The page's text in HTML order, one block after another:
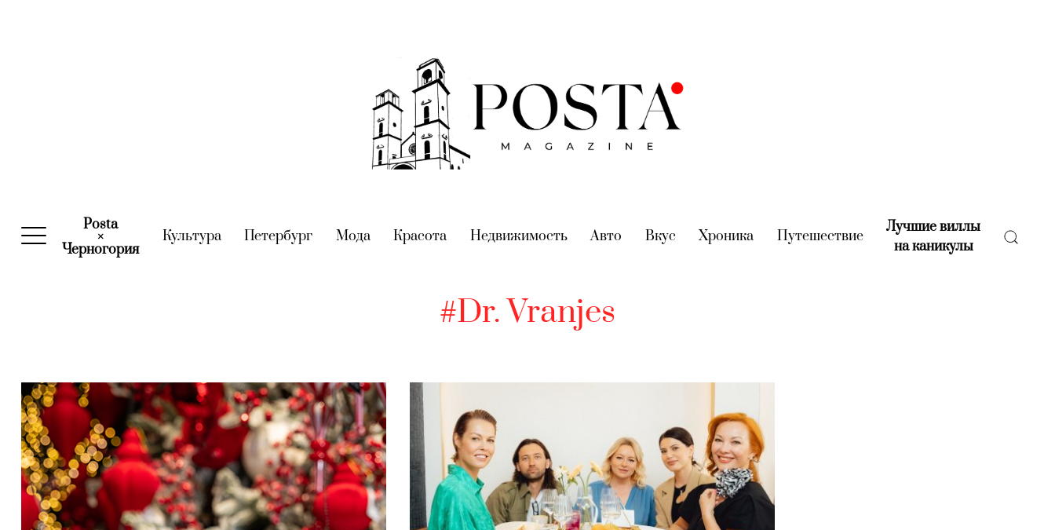
Posta
×
Черногория(current)
Культура(current)
Петербург (current)
Мода(current)
Красота (current)
Недвижимость(current)
Авто (current)
Вкус (current)
Хроника (current)
Путешествие(current)
Лучшие виллы
на каникулы(current)
#Dr. Vranjes